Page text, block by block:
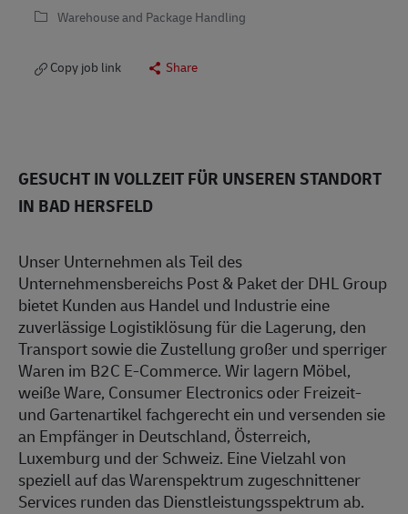
Warehouse and Package Handling
Copy job link Share
GESUCHT IN VOLLZEIT FÜR UNSEREN STANDORT
IN BAD HERSFELD
Unser Unternehmen als Teil des
Unternehmensbereichs Post & Paket der DHL Group
bietet Kunden aus Handel und Industrie eine
zuverlässige Logistiklösung für die Lagerung, den
Transport sowie die Zustellung großer und sperriger
Waren im B2C E-Commerce. Wir lagern Möbel,
weiße Ware, Consumer Electronics oder Freizeit-
und Gartenartikel fachgerecht ein und versenden sie
an Empfänger in Deutschland, Österreich,
Luxemburg und der Schweiz. Eine Vielzahl von
speziell auf das Warenspektrum zugeschnittener
Services runden das Dienstleistungsspektrum ab.